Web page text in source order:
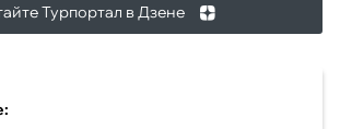
Турпортал в Дзене